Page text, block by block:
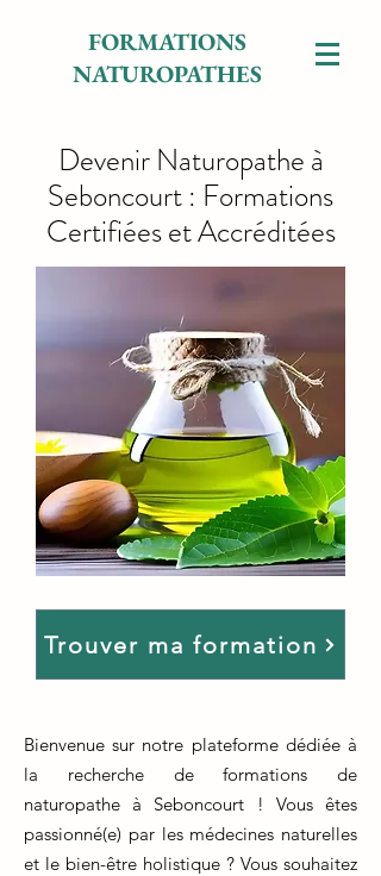
FORMATIONS
NATUROPATHES
Devenir Naturopathe à
Seboncourt : Formations
Certifiées et Accréditées
Trouver ma formation
Bienvenue sur notre plateforme dédiée à
la recherche de formations de
naturopathe à Seboncourt ! Vous êtes
passionné(e) par les médecines naturelles
et le bien-être holistique ? Vous souhaitez